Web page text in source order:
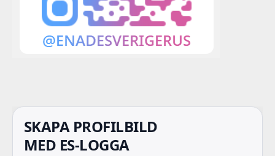
SKAPA PROFILBILD
MED ES-LOGGA